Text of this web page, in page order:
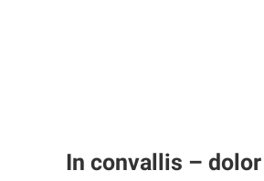
In convallis –